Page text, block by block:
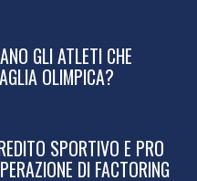
GLI ATLETI CHE
OLIMPICA?
SPORTIVO E PRO
DI FACTORING